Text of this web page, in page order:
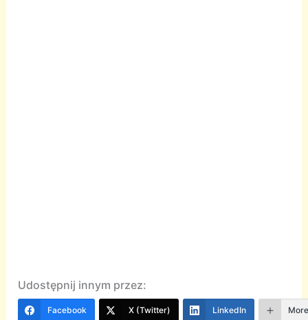
Udostępnij innym przez:
Facebook X (Twitter) LinkedIn